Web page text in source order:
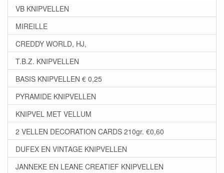
VB KNIPVELLEN
MIREILLE
CREDDY WORLD, HJ,
T.B.Z. KNIPVELLEN
BASIS KNIPVELLEN € 0,25
PYRAMIDE KNIPVELLEN
KNIPVEL MET VELLUM
2 VELLEN DECORATION CARDS 210gr. €0,60
DUFEX EN VINTAGE KNIPVELLEN
JANNEKE EN LEANE CREATIEF KNIPVELLEN